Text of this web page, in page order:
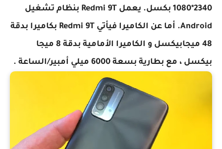
2340*1080 بكسل. يعمل Redmi 9T بنظام تشغيل
Android. أما عن الكاميرا فيأتي Redmi 9T بكاميرا بدقة
48 ميجابيكسل و الكاميرا الأمامية بدقة 8 ميجا
بيكسل ، مع بطارية بسعة 6000 ميلي أمبير/الساعة .